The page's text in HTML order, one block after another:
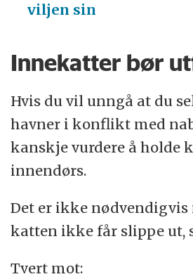
viljen sin
Innekatter bør
Hvis du vil unngå at du
havner i konflikt med
kanskje vurdere å holde
innendørs.
Det er ikke nødvendigvis
katten ikke får slippe ut,
Tvert mot: